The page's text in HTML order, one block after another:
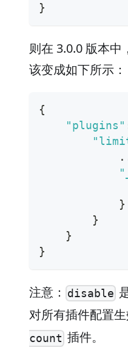
}
则在 3.0.0 版本
该变成如下所示：
{
"plugins"
}
}
}
}
注意： disable
对所有插件配置
count 插件。